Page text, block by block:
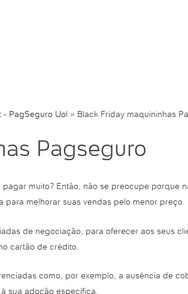
PagSeguro Uol » Black Friday maquininhas
Pagseguro
muito? Então, não se preocupe porque
melhorar suas vendas pelo menor preço.
de negociação, para oferecer aos seus
cartão de crédito.
como, por exemplo, a ausência de
sua adoção específica.